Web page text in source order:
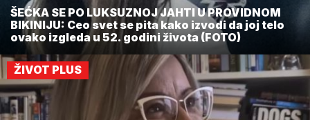
ŠEĆKA SE PO LUKSUZNOJ JAHTI U PROVIDNOM
BIKINIJU: Ceo svet se pita kako izvodi da joj telo
ovako izgleda u 52. godini života (FOTO)
ŽIVOT PLUS